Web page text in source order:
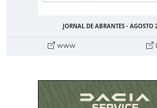
JORNAL DE ABRANTES - AGOSTO
www